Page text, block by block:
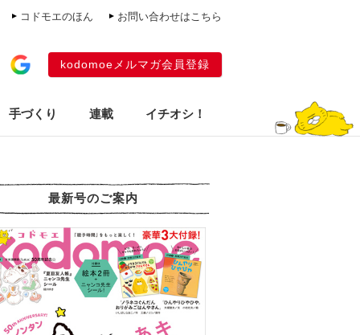
コドモエのほん お問い合わせはこちら
kodomoeメルマガ会員登録
手づくり 連載 イチオシ！
最新号のご案内